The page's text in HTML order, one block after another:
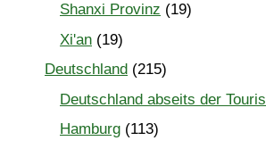
Shanxi Provinz (19)
Xi'an (19)
Deutschland (215)
Deutschland abseits der
Hamburg (113)